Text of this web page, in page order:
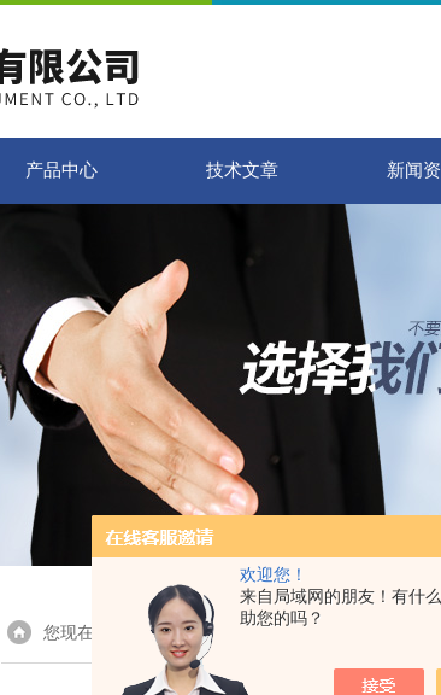
欢迎您！
来自局域网的朋友！有什
助您的吗？
产品中心 技术文章 新闻
您现在的位置：首页> 产品展示 > 探头/附件